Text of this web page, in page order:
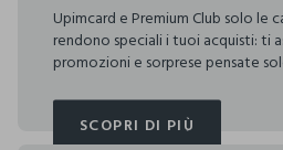
Upimcard e Premium Club solo le
rendono speciali i tuoi acquisti: ti
promozioni e sorprese pensate
SCOPRI DI PIÙ
SCOPRI DI PIÙ